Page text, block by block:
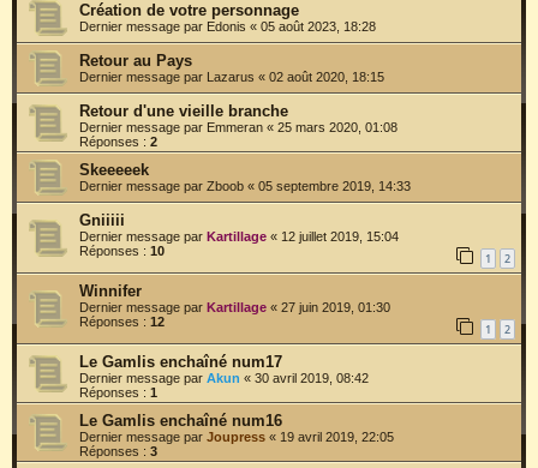
Création de votre personnage
Dernier message par Edonis « 05 août 2023, 18:28
Retour au Pays
Dernier message par Lazarus « 02 août 2020, 18:15
Retour d'une vieille branche
Dernier message par Emmeran « 25 mars 2020, 01:08
Réponses : 2
Skeeeeek
Dernier message par Zboob « 05 septembre 2019, 14:33
Gniiiii
Dernier message par Kartillage « 12 juillet 2019, 15:04
Réponses : 10 1 2
Winnifer
Dernier message par Kartillage « 27 juin 2019, 01:30
Réponses : 12 1 2
Le Gamlis enchaîné num17
Dernier message par Akun « 30 avril 2019, 08:42
Réponses : 1
Le Gamlis enchaîné num16
Dernier message par Joupress « 19 avril 2019, 22:05
Réponses : 3